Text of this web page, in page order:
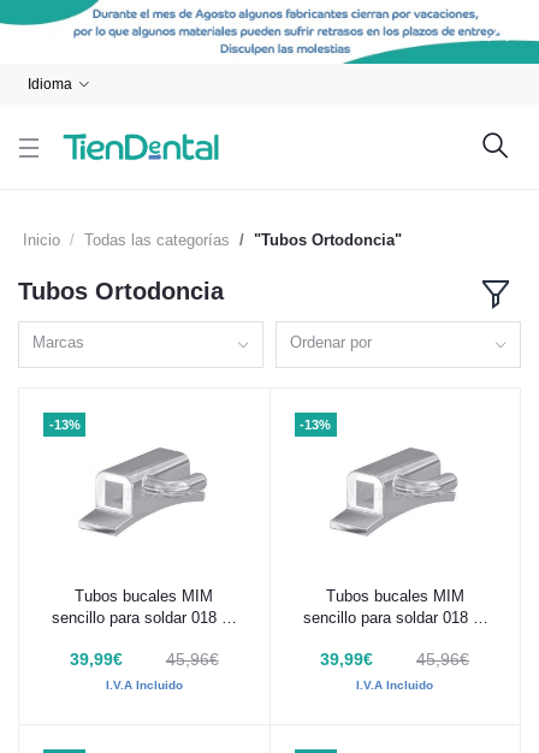
Idioma
Inicio Todas las categorías "Tubos Ortodoncia"
Tubos Ortodoncia
Marcas Ordenar por
-13%
Añadir al carrito
Tubos bucales MIM
sencillo para soldar 018 0º
39,99€ 45,96€
I.V.A Incluido
-13%
Añadir al carrito
Tubos bucales MIM
sencillo para soldar 018 0º
39,99€ 45,96€
I.V.A Incluido